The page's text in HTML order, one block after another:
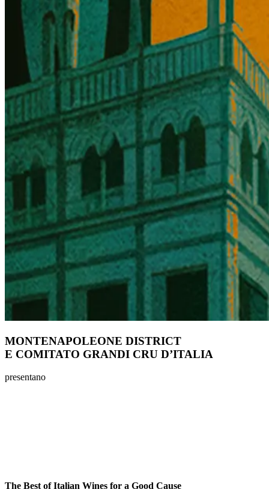
MONTENAPOLEONE DISTRICT
E COMITATO GRANDI CRU D’ITALIA
presentano
The Best of Italian Wines for a Good Cause